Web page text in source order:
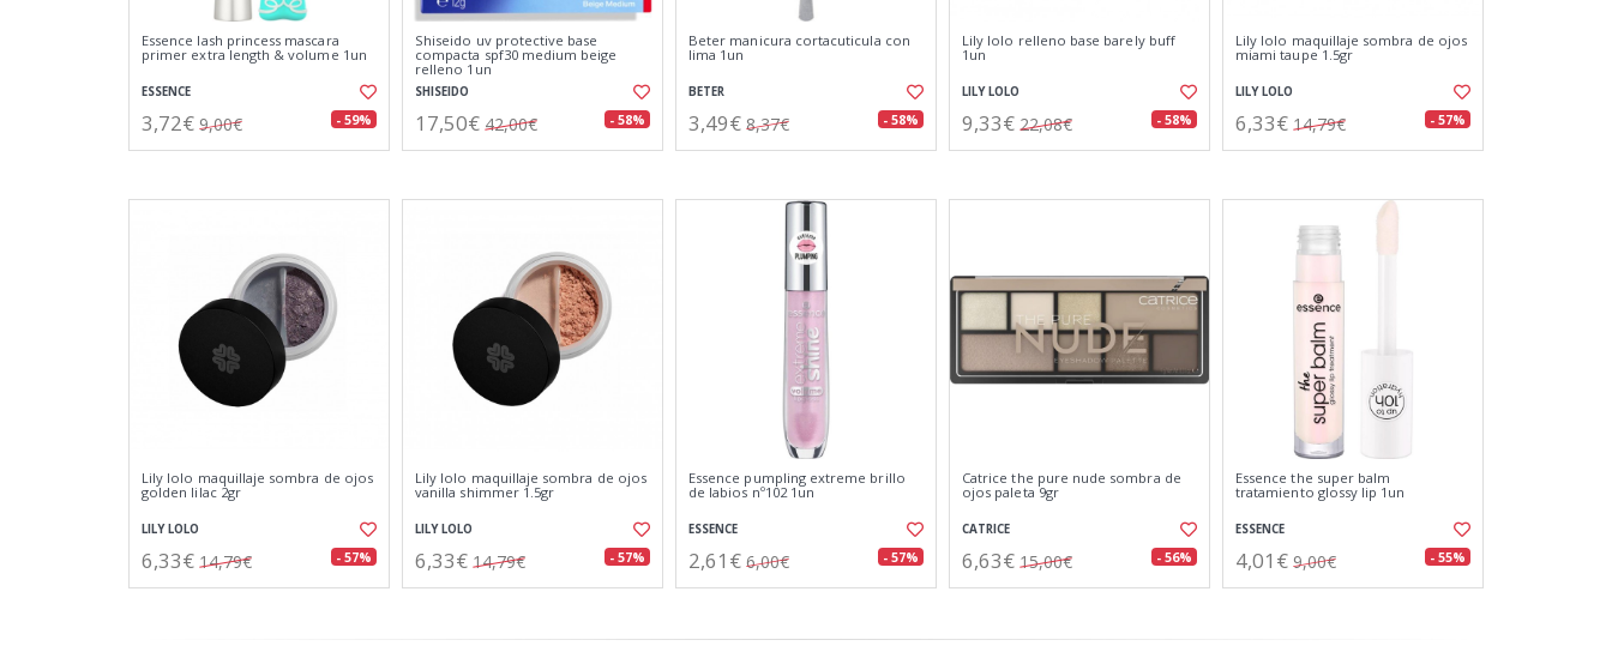
Essence lash princess mascara
primer extra length & volume 1un
ESSENCE
3,72€ 9,00€ - 59%
Shiseido uv protective base
compacta spf30 medium beige
relleno 1un
SHISEIDO
17,50€ 42,00€ - 58%
Beter manicura cortacuticula con
lima 1un
BETER
3,49€ 8,37€ - 58%
Lily lolo relleno base barely buff
1un
LILY LOLO
9,33€ 22,08€ - 58%
Lily lolo maquillaje sombra de ojos
miami taupe 1.5gr
LILY LOLO
6,33€ 14,79€ - 57%
Lily lolo maquillaje sombra de ojos
golden lilac 2gr
LILY LOLO
6,33€ 14,79€ - 57%
Lily lolo maquillaje sombra de ojos
vanilla shimmer 1.5gr
LILY LOLO
6,33€ 14,79€ - 57%
Essence pumpling extreme brillo
de labios nº102 1un
ESSENCE
2,61€ 6,00€ - 57%
Catrice the pure nude sombra de
ojos paleta 9gr
CATRICE
6,63€ 15,00€ - 56%
Essence the super balm
tratamiento glossy lip 1un
ESSENCE
4,01€ 9,00€ - 55%